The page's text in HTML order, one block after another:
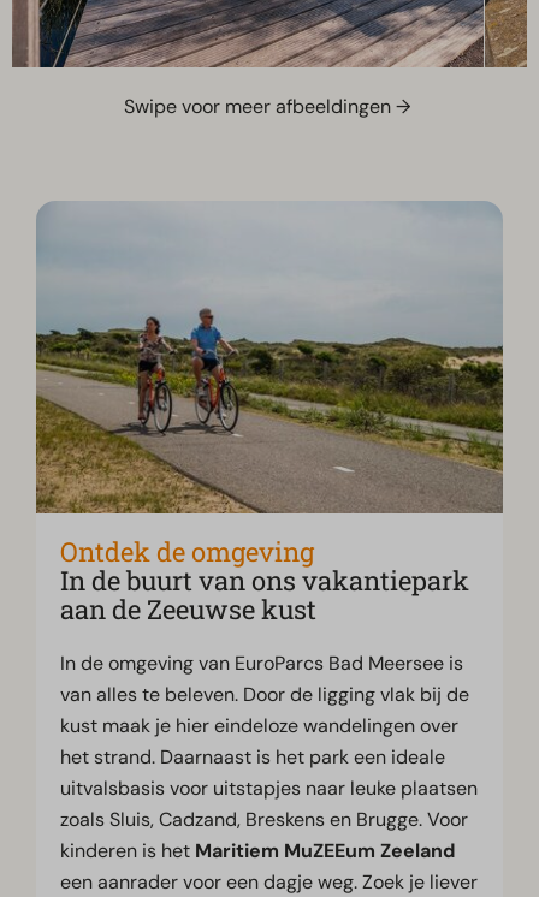
Swipe voor meer afbeeldingen →
Ontdek de omgeving
In de buurt van ons vakantiepark
aan de Zeeuwse kust
In de omgeving van EuroParcs Bad Meersee is
van alles te beleven. Door de ligging vlak bij de
kust maak je hier eindeloze wandelingen over
het strand. Daarnaast is het park een ideale
uitvalsbasis voor uitstapjes naar leuke plaatsen
zoals Sluis, Cadzand, Breskens en Brugge. Voor
kinderen is het Maritiem MuZEEum Zeeland
een aanrader voor een dagje weg. Zoek je liever